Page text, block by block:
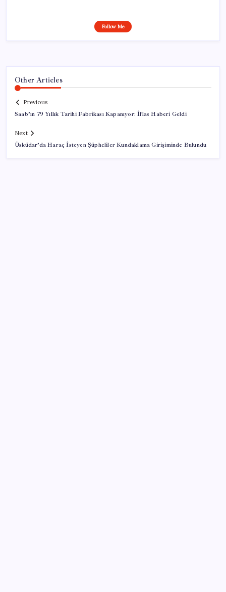
Follow Me
Other Articles
Previous
Saab’ın 79 Yıllık Tarihi Fabrikası Kapanıyor: İflas Haberi Geldi
Next
Üsküdar’da Haraç İsteyen Şüpheliler Kundaklama Girişiminde Bulundu